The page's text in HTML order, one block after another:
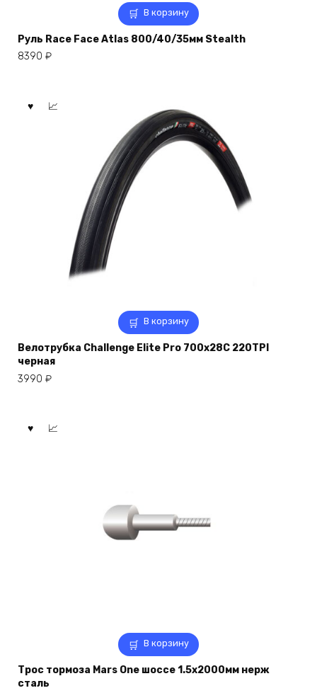
В корзину
Руль Race Face Atlas 800/40/35мм Stealth
8390 ₽
В корзину
Велотрубка Challenge Elite Pro 700x28C 220TPI
черная
3990 ₽
В корзину
Трос тормоза Mars One шоссе 1.5х2000мм нерж
сталь